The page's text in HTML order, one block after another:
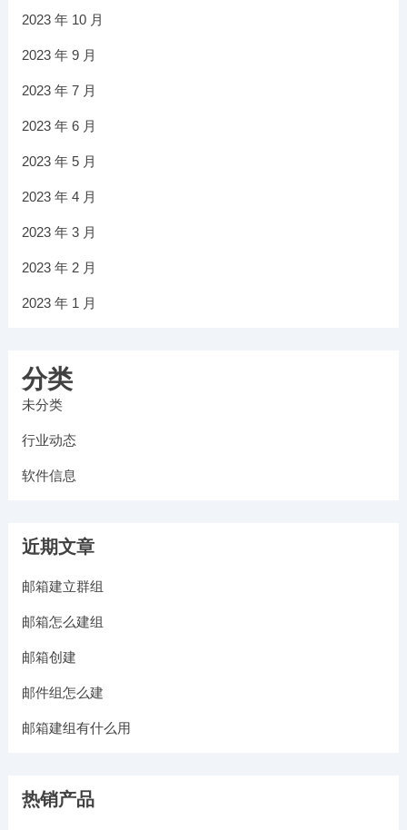
2023 年 10 月
2023 年 9 月
2023 年 7 月
2023 年 6 月
2023 年 5 月
2023 年 4 月
2023 年 3 月
2023 年 2 月
2023 年 1 月
分类
未分类
行业动态
软件信息
近期文章
邮箱建立群组
邮箱怎么建组
邮箱创建
邮件组怎么建
邮箱建组有什么用
热销产品